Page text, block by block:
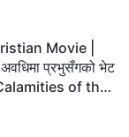
Movie |
अवधिमा प्रभुसँगको भेट
of the